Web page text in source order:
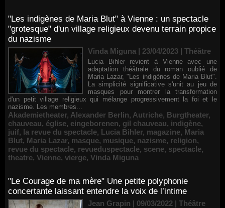
"Les indigènes de Maria Blut" à Vienne : un spectacle
"grotesque" d'un village religieux devenu terrain propice
du nazisme
Vinda Miguna | 23/04/2023 | Théâtre
Lucia Bihler revient à Vienne avec une
adaptation théâtrale du roman oublié de
Maria Lazar, "Les indigènes de Maria Blut".
La simplicité significative s'unit au jeu de
masques pour montrer la transformation
d'un petit village religieux qui mélange progressivement la foi et le
nazisme. Les membres...
Akademietheater, Alexander Berlin, Autriche, Burgtheater,
chauveau, église, eingeborenen, gil chauveau, indigène,
juif, la revue du spectacle, Lucia Bihler, magazine, Maria
Blut, Maria Lazar, masque, musique, nazisme, religion,
revue du spectacle, revueduspectacle, scene, spectacle,
theatre, Vienne, vierge, Vinda Miguna
"Le Courage de ma mère" Une petite polyphonie
concertante laissant entendre la voix de l’intime
Jean Grapin | 09/03/2022 | Théâtre